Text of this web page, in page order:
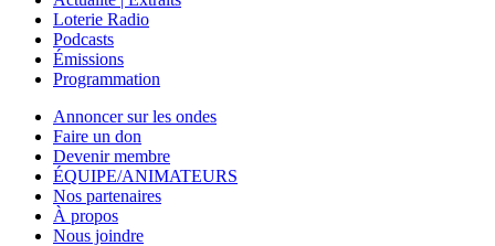
Loterie Radio
Podcasts
Émissions
Programmation
Annoncer sur les ondes
Faire un don
Devenir membre
ÉQUIPE/ANIMATEURS
Nos partenaires
À propos
Nous joindre